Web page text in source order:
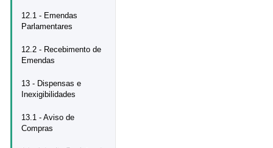
12.1 - Emendas
Parlamentares
12.2 - Recebimento de
Emendas
13 - Dispensas e
Inexigibilidades
13.1 - Aviso de
Compras